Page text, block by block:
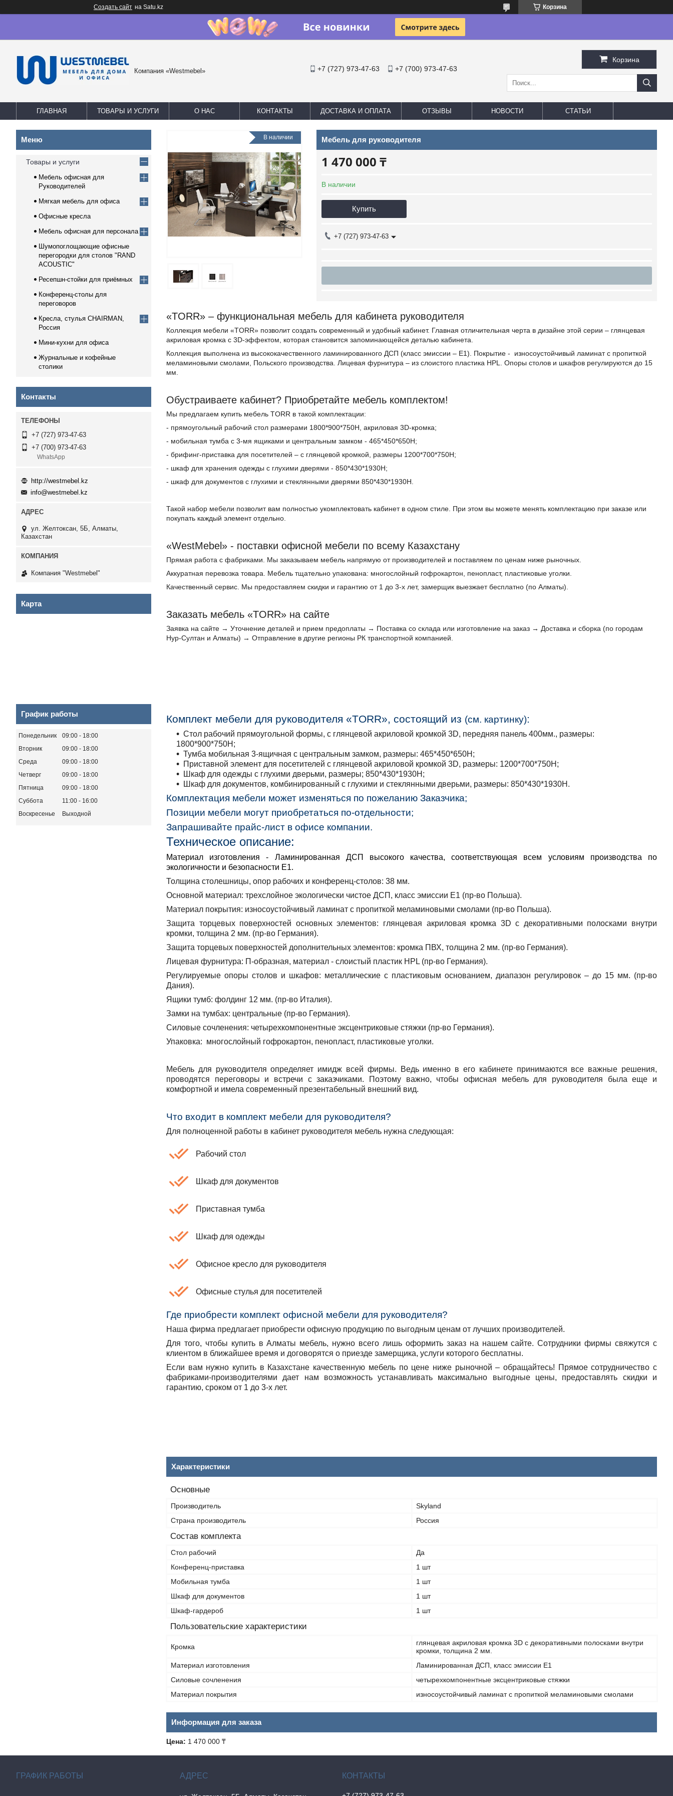
Создать сайт на Satu.kz Корзина
Компания «Westmebel» +7 (727) 973-47-63 +7 (700) 973-47-63
Корзина
ГЛАВНАЯ ТОВАРЫ И УСЛУГИ О НАС КОНТАКТЫ ДОСТАВКА И ОПЛАТА ОТЗЫВЫ НОВОСТИ СТАТЬИ
В наличии Мебель для руководителя
1 470 000 ₸
В наличии
Купить
+7 (727) 973-47-63
«TORR» – функциональная мебель для кабинета руководителя
Коллекция мебели «TORR» позволит создать современный и удобный кабинет. Главная отличительная черта в дизайне этой серии – глянцевая
акриловая кромка с 3D-эффектом, которая становится запоминающейся деталью кабинета.
Коллекция выполнена из высококачественного ламинированного ДСП (класс эмиссии – Е1). Покрытие - износоустойчивый ламинат с пропиткой
меламиновыми смолами, Польского производства. Лицевая фурнитура – из слоистого пластика HPL. Опоры столов и шкафов регулируются до 15
мм.
Обустраиваете кабинет? Приобретайте мебель комплектом!
Мы предлагаем купить мебель TORR в такой комплектации:
- прямоугольный рабочий стол размерами 1800*900*750Н, акриловая 3D-кромка;
- мобильная тумба с 3-мя ящиками и центральным замком - 465*450*650Н;
- брифинг-приставка для посетителей – с глянцевой кромкой, размеры 1200*700*750Н;
- шкаф для хранения одежды с глухими дверями - 850*430*1930Н;
- шкаф для документов с глухими и стеклянными дверями 850*430*1930Н.
Такой набор мебели позволит вам полностью укомплектовать кабинет в одном стиле. При этом вы можете менять комплектацию при заказе или
покупать каждый элемент отдельно.
«WestMebel» - поставки офисной мебели по всему Казахстану
Прямая работа с фабриками. Мы заказываем мебель напрямую от производителей и поставляем по ценам ниже рыночных.
Аккуратная перевозка товара. Мебель тщательно упакована: многослойный гофрокартон, пенопласт, пластиковые уголки.
Качественный сервис. Мы предоставляем скидки и гарантию от 1 до 3-х лет, замерщик выезжает бесплатно (по Алматы).
Заказать мебель «TORR» на сайте
Заявка на сайте → Уточнение деталей и прием предоплаты → Поставка со склада или изготовление на заказ → Доставка и сборка (по городам
Нур-Султан и Алматы) → Отправление в другие регионы РК транспортной компанией.
Комплект мебели для руководителя «TORR», состоящий из (см. картинку):
Стол рабочий прямоугольной формы, с глянцевой акриловой кромкой 3D, передняя панель 400мм., размеры:
1800*900*750Н;
Тумба мобильная 3-ящичная с центральным замком, размеры: 465*450*650Н;
Приставной элемент для посетителей с глянцевой акриловой кромкой 3D, размеры: 1200*700*750Н;
Шкаф для одежды с глухими дверьми, размеры; 850*430*1930Н;
Шкаф для документов, комбинированный с глухими и стеклянными дверьми, размеры: 850*430*1930Н.
Комплектация мебели может изменяться по пожеланию Заказчика;
Позиции мебели могут приобретаться по-отдельности;
Запрашивайте прайс-лист в офисе компании.
Техническое описание:
Материал изготовления - Ламинированная ДСП высокого качества, соответствующая всем условиям производства по
экологичности и безопасности Е1.
Толщина столешницы, опор рабочих и конференц-столов: 38 мм.
Основной материал: трехслойное экологически чистое ДСП, класс эмиссии Е1 (пр-во Польша).
Материал покрытия: износоустойчивый ламинат с пропиткой меламиновыми смолами (пр-во Польша).
Защита торцевых поверхностей основных элементов: глянцевая акриловая кромка 3D с декоративными полосками внутри
кромки, толщина 2 мм. (пр-во Германия).
Защита торцевых поверхностей дополнительных элементов: кромка ПВХ, толщина 2 мм. (пр-во Германия).
Лицевая фурнитура: П-образная, материал - слоистый пластик HPL (пр-во Германия).
Регулируемые опоры столов и шкафов: металлические с пластиковым основанием, диапазон регулировок – до 15 мм. (пр-во
Дания).
Ящики тумб: фолдинг 12 мм. (пр-во Италия).
Замки на тумбах: центральные (пр-во Германия).
Силовые сочленения: четырехкомпонентные эксцентриковые стяжки (пр-во Германия).
Упаковка: многослойный гофрокартон, пенопласт, пластиковые уголки.
Мебель для руководителя определяет имидж всей фирмы. Ведь именно в его кабинете принимаются все важные решения,
проводятся переговоры и встречи с заказчиками. Поэтому важно, чтобы офисная мебель для руководителя была еще и
комфортной и имела современный презентабельный внешний вид.
Что входит в комплект мебели для руководителя?
Для полноценной работы в кабинет руководителя мебель нужна следующая:
Рабочий стол
Шкаф для документов
Приставная тумба
Шкаф для одежды
Офисное кресло для руководителя
Офисные стулья для посетителей
Где приобрести комплект офисной мебели для руководителя?
Наша фирма предлагает приобрести офисную продукцию по выгодным ценам от лучших производителей.
Для того, чтобы купить в Алматы мебель, нужно всего лишь оформить заказ на нашем сайте. Сотрудники фирмы свяжутся с
клиентом в ближайшее время и договорятся о приезде замерщика, услуги которого бесплатны.
Если вам нужно купить в Казахстане качественную мебель по цене ниже рыночной – обращайтесь! Прямое сотрудничество с
фабриками-производителями дает нам возможность устанавливать максимально выгодные цены, предоставлять скидки и
гарантию, сроком от 1 до 3-х лет.
Характеристики
Основные
Производитель
Skyland
Страна производитель
Россия
Состав комплекта
Стол рабочий
Да
Конференц-приставка
1 шт
Мобильная тумба
1 шт
Шкаф для документов
1 шт
Шкаф-гардероб
1 шт
Пользовательские характеристики
Кромка
глянцевая акриловая кромка 3D с декоративными полосками внутри
кромки, толщина 2 мм.
Материал изготовления
Ламинированная ДСП, класс эмиссии Е1
Силовые сочленения
четырехкомпонентные эксцентриковые стяжки
Материал покрытия
износоустойчивый ламинат с пропиткой меламиновыми смолами
Информация для заказа
Цена: 1 470 000 ₸
Товары и услуги
Мебель офисная для
Руководителей
Мягкая мебель для офиса
Офисные кресла
Мебель офисная для персонала
Шумопоглощающие офисные
перегородки для столов "RAND
ACOUSTIC"
Ресепшн-стойки для приёмных
Конференц-столы для
переговоров
Кресла, стулья CHAIRMAN,
Россия
Мини-кухни для офиса
Журнальные и кофейные
столики
Контакты
+7 (727) 973-47-63
+7 (700) 973-47-63
WhatsApp
http://westmebel.kz
info@westmebel.kz
ул. Желтоксан, 5Б, Алматы,
Казахстан
Компания "Westmebel"
Карта
График работы
Понедельник 09:00
18:00
Вторник
09:00
18:00
Среда
09:00
18:00
Четверг
09:00
18:00
Пятница
09:00
18:00
Суббота
11:00
16:00
Воскресенье
Выходной
ГРАФИК РАБОТЫ